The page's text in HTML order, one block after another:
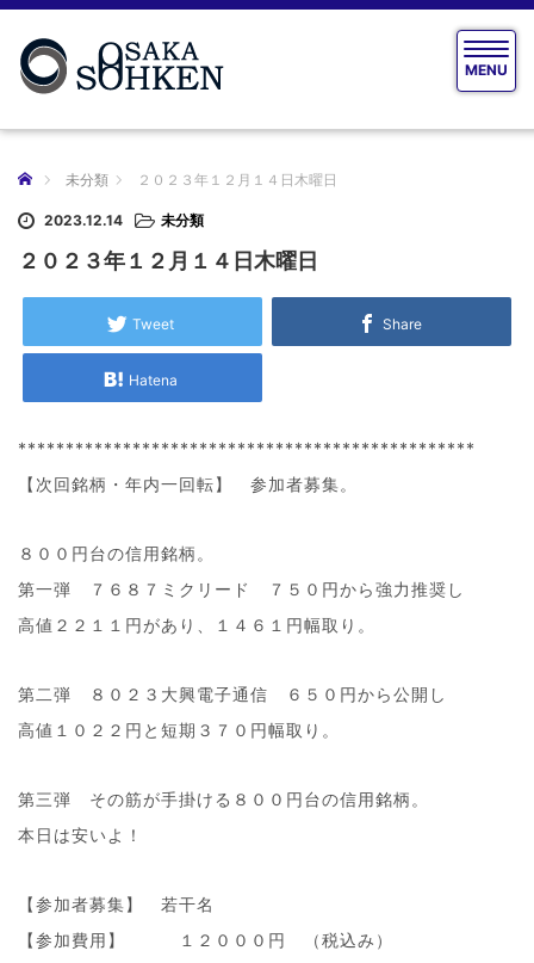
T
o
g
MENU
ホーム 未分類 ２０２３年１２月１４日木曜日
2023.12.14 未分類
２０２３年１２月１４日木曜日
Tweet Share
Hatena
************************************************
【次回銘柄・年内一回転】 参加者募集。
８００円台の信用銘柄。
第一弾 ７６８７ミクリード ７５０円から強力推奨し
高値２２１１円があり、１４６１円幅取り。
第二弾 ８０２３大興電子通信 ６５０円から公開し
高値１０２２円と短期３７０円幅取り。
第三弾 その筋が手掛ける８００円台の信用銘柄。
本日は安いよ！
【参加者募集】 若干名
【参加費用】 １２０００円 （税込み）